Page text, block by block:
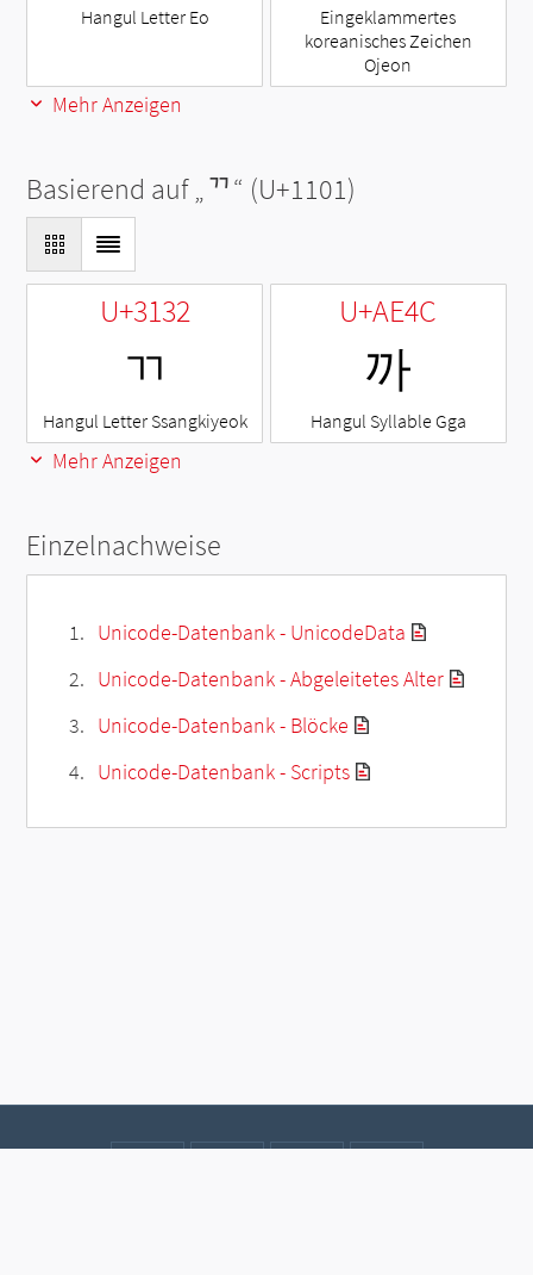
Hangul Letter Eo
Eingeklammertes
koreanisches Zeichen
Ojeon
Mehr Anzeigen
Basierend auf „ᄁ“ (U+1101)
U+3132
ㄲ
Hangul Letter Ssangkiyeok
U+AE4C
까
Hangul Syllable Gga
Mehr Anzeigen
Einzelnachweise
Unicode-Datenbank - UnicodeData
Unicode-Datenbank - Abgeleitetes Alter
Unicode-Datenbank - Blöcke
Unicode-Datenbank - Scripts